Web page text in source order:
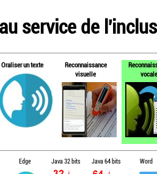
service de
Oraliser un texte
Reconnaissance
visuelle
vocale
Edge Java 32 bits Java 64 bits Word